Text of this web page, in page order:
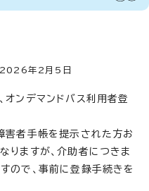
年2月5日
オンデマンドバス利用者登
害者手帳を提示された方お
りますが、介助者につきま
ので、事前に登録手続きを